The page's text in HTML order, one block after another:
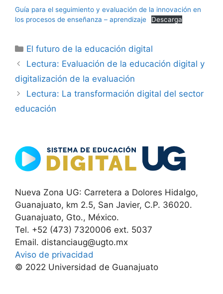
Guía para el seguimiento y evaluación de la innovación en
los procesos de enseñanza – aprendizaje
Descarga
Categorías
El futuro de la educación digital
Lectura: Evaluación de la educación digital y
digitalización de la evaluación
Lectura: La transformación digital del sector
educación
Nueva Zona UG: Carretera a Dolores Hidalgo,
Guanajuato, km 2.5, San Javier, C.P. 36020.
Guanajuato, Gto., México.
Tel. +52 (473) 7320006 ext. 5037
Email. distanciaug@ugto.mx
Aviso de privacidad
© 2022 Universidad de Guanajuato